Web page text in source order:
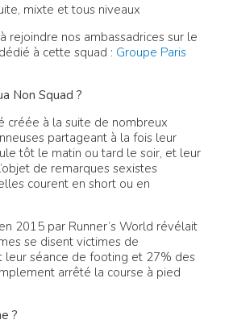
mixte et tous niveaux
rejoindre nos ambassadrices sur le
à cette squad : Groupe Paris
Non Squad ?
créée à la suite de nombreux
partageant à la fois leur
tôt le matin ou tard le soir, et leur
de remarques sexistes
courent en short ou en
2015 par Runner’s World révélait
se disent victimes de
leur séance de footing et 27% des
arrêté la course à pied
?